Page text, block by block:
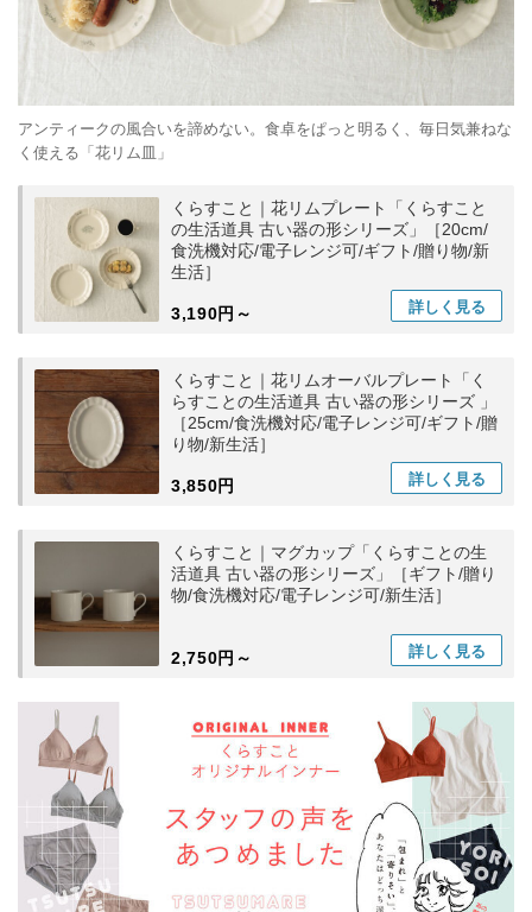
アンティークの風合いを諦めない。食卓をぱっと明るく、毎日気兼ねな
く使える「花リム皿」
くらすこと｜花リムプレート「くらすこと
の生活道具 古い器の形シリーズ」［20cm/
食洗機対応/電子レンジ可/ギフト/贈り物/新
生活］
3,190円～ 詳しく 見る
くらすこと｜花リムオーバルプレート「く
らすことの生活道具 古い器の形シリーズ 」
［25cm/食洗機対応/電子レンジ可/ギフト/贈
り物/新生活］
3,850円 詳しく 見る
くらすこと｜マグカップ「くらすことの生
活道具 古い器の形シリーズ」［ギフト/贈り
物/食洗機対応/電子レンジ可/新生活］
2,750円～ 詳しく 見る